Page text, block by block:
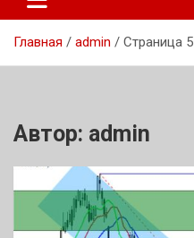
Главная admin Страница 5
Автор: admin